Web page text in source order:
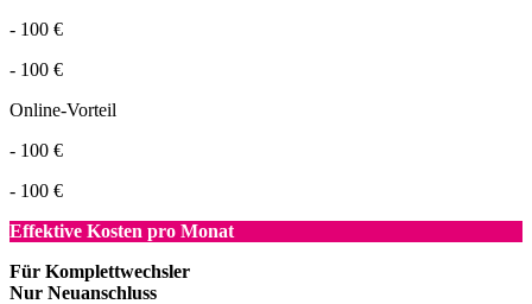
- 100 €
- 100 €
Online-Vorteil
- 100 €
- 100 €
Effektive Kosten pro Monat
Für Komplettwechsler
Nur Neuanschluss